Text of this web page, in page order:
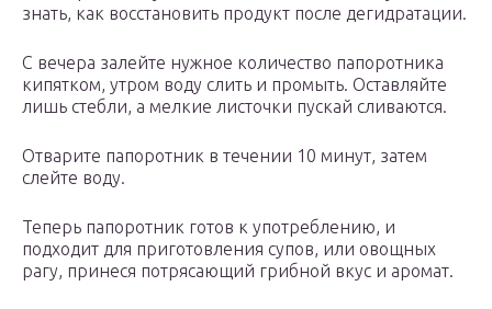
знать, как восстановить продукт после дегидратации.
С вечера залейте нужное количество папоротника
кипятком, утром воду слить и промыть. Оставляйте
лишь стебли, а мелкие листочки пускай сливаются.
Отварите папоротник в течении 10 минут, затем
слейте воду.
Теперь папоротник готов к употреблению, и
подходит для приготовления супов, или овощных
рагу, принеся потрясающий грибной вкус и аромат.